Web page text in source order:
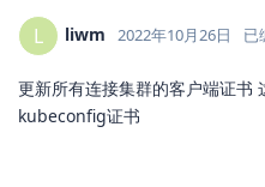
L liwm 2022年10月26日 已
更新所有连接集群的客户端证书
kubeconfig证书